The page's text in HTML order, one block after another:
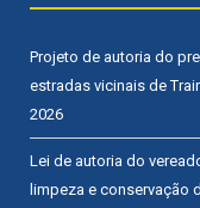
Projeto de autoria do
estradas vicinais de
2026
Lei de autoria do
limpeza e conservação